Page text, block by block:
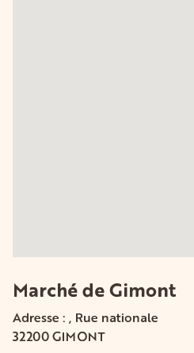
Marché de Gimont
Adresse : , Rue nationale
32200 GIMONT